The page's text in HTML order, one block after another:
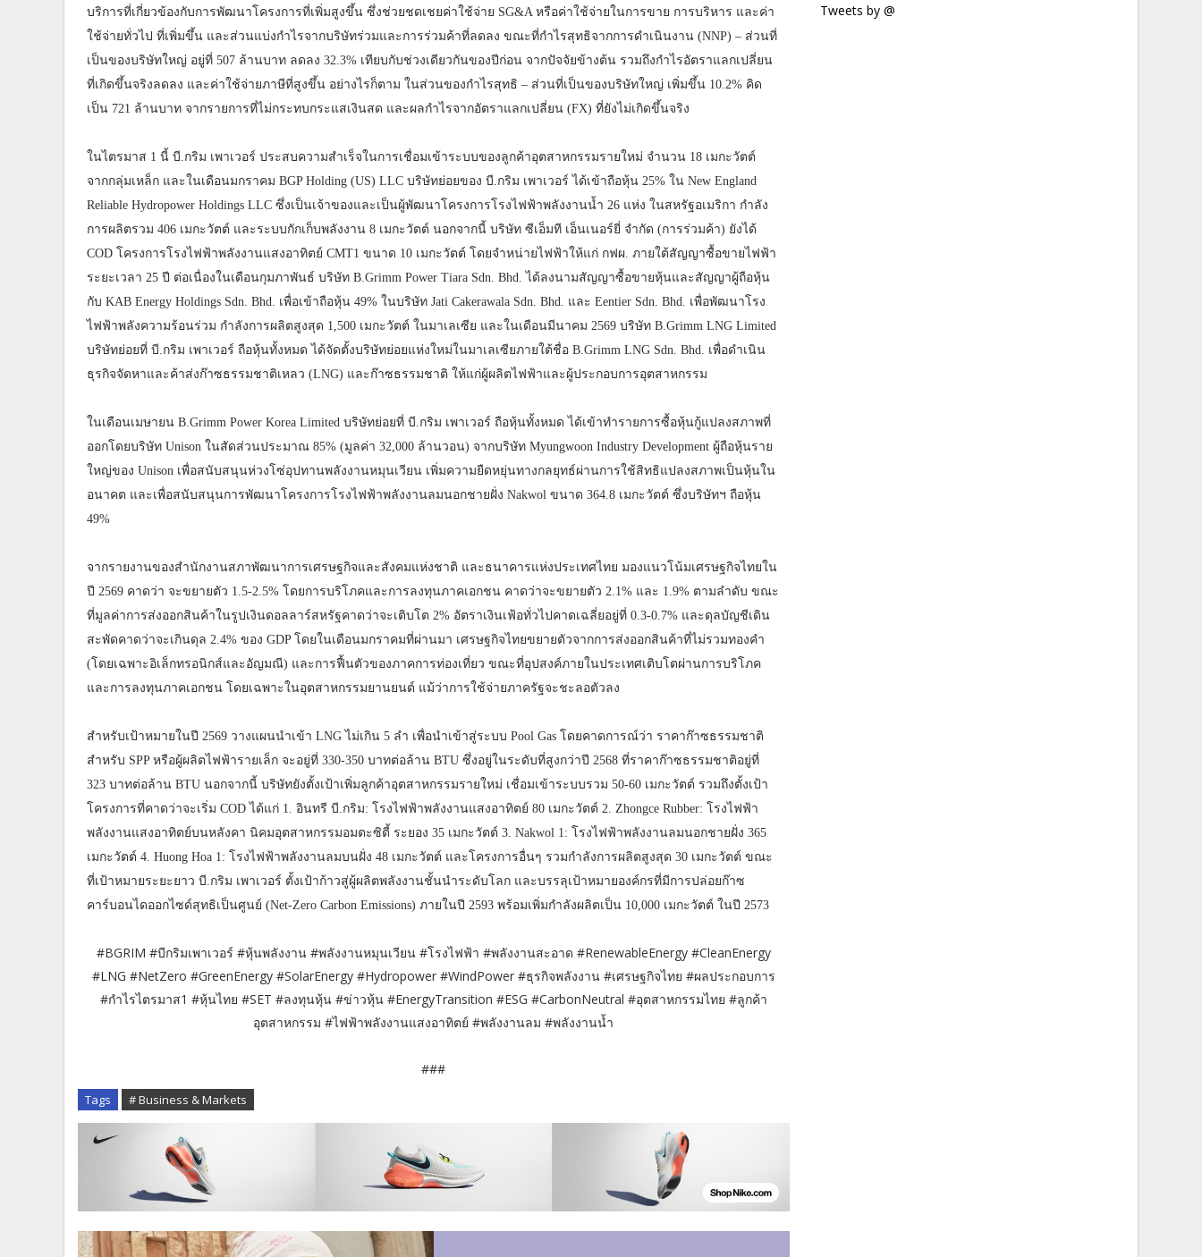
บริการที่เกี่ยวข้องกับการพัฒนาโครงการที่เพิ่มสูงขึ้น ซึ่งช่วยชดเชยค่าใช้จ่าย SG&A หรือค่าใช้จ่ายในการขาย การบริหาร และค่า
ใช้จ่ายทั่วไป ที่เพิ่มขึ้น และส่วนแบ่งกำไรจากบริษัทร่วมและการร่วมค้าที่ลดลง ขณะที่กำไรสุทธิจากการดำเนินงาน (NNP) – ส่วนที่
เป็นของบริษัทใหญ่ อยู่ที่ 507 ล้านบาท ลดลง 32.3% เทียบกับช่วงเดียวกันของปีก่อน จากปัจจัยข้างต้น รวมถึงกำไรอัตราแลกเปลี่ยน
ที่เกิดขึ้นจริงลดลง และค่าใช้จ่ายภาษีที่สูงขึ้น อย่างไรก็ตาม ในส่วนของกำไรสุทธิ – ส่วนที่เป็นของบริษัทใหญ่ เพิ่มขึ้น 10.2% คิด
เป็น 721 ล้านบาท จากรายการที่ไม่กระทบกระแสเงินสด และผลกำไรจากอัตราแลกเปลี่ยน (FX) ที่ยังไม่เกิดขึ้นจริง
ในไตรมาส 1 นี้ บี.กริม เพาเวอร์ ประสบความสำเร็จในการเชื่อมเข้าระบบของลูกค้าอุตสาหกรรมรายใหม่ จำนวน 18 เมกะวัตต์
จากกลุ่มเหล็ก และในเดือนมกราคม BGP Holding (US) LLC บริษัทย่อยของ บี.กริม เพาเวอร์ ได้เข้าถือหุ้น 25% ใน New England
Reliable Hydropower Holdings LLC ซึ่งเป็นเจ้าของและเป็นผู้พัฒนาโครงการโรงไฟฟ้าพลังงานน้ำ 26 แห่ง ในสหรัฐอเมริกา กำลัง
การผลิตรวม 406 เมกะวัตต์ และระบบกักเก็บพลังงาน 8 เมกะวัตต์ นอกจากนี้ บริษัท ซีเอ็มที เอ็นเนอร์ยี่ จำกัด (การร่วมค้า) ยังได้
COD โครงการโรงไฟฟ้าพลังงานแสงอาทิตย์ CMT1 ขนาด 10 เมกะวัตต์ โดยจำหน่ายไฟฟ้าให้แก่ กฟผ. ภายใต้สัญญาซื้อขายไฟฟ้า
ระยะเวลา 25 ปี ต่อเนื่องในเดือนกุมภาพันธ์ บริษัท B.Grimm Power Tiara Sdn. Bhd. ได้ลงนามสัญญาซื้อขายหุ้นและสัญญาผู้ถือหุ้น
กับ KAB Energy Holdings Sdn. Bhd. เพื่อเข้าถือหุ้น 49% ในบริษัท Jati Cakerawala Sdn. Bhd. และ Eentier Sdn. Bhd. เพื่อพัฒนาโรง
ไฟฟ้าพลังความร้อนร่วม กำลังการผลิตสูงสุด 1,500 เมกะวัตต์ ในมาเลเซีย และในเดือนมีนาคม 2569 บริษัท B.Grimm LNG Limited
บริษัทย่อยที่ บี.กริม เพาเวอร์ ถือหุ้นทั้งหมด ได้จัดตั้งบริษัทย่อยแห่งใหม่ในมาเลเซียภายใต้ชื่อ B.Grimm LNG Sdn. Bhd. เพื่อดำเนิน
ธุรกิจจัดหาและค้าส่งก๊าซธรรมชาติเหลว (LNG) และก๊าซธรรมชาติ ให้แก่ผู้ผลิตไฟฟ้าและผู้ประกอบการอุตสาหกรรม
ในเดือนเมษายน B.Grimm Power Korea Limited บริษัทย่อยที่ บี.กริม เพาเวอร์ ถือหุ้นทั้งหมด ได้เข้าทำรายการซื้อหุ้นกู้แปลงสภาพที่
ออกโดยบริษัท Unison ในสัดส่วนประมาณ 85% (มูลค่า 32,000 ล้านวอน) จากบริษัท Myungwoon Industry Development ผู้ถือหุ้นราย
ใหญ่ของ Unison เพื่อสนับสนุนห่วงโซ่อุปทานพลังงานหมุนเวียน เพิ่มความยืดหยุ่นทางกลยุทธ์ผ่านการใช้สิทธิแปลงสภาพเป็นหุ้นใน
อนาคต และเพื่อสนับสนุนการพัฒนาโครงการโรงไฟฟ้าพลังงานลมนอกชายฝั่ง Nakwol ขนาด 364.8 เมกะวัตต์ ซึ่งบริษัทฯ ถือหุ้น
49%
จากรายงานของสำนักงานสภาพัฒนาการเศรษฐกิจและสังคมแห่งชาติ และธนาคารแห่งประเทศไทย มองแนวโน้มเศรษฐกิจไทยใน
ปี 2569 คาดว่า จะขยายตัว 1.5-2.5% โดยการบริโภคและการลงทุนภาคเอกชน คาดว่าจะขยายตัว 2.1% และ 1.9% ตามลำดับ ขณะ
ที่มูลค่าการส่งออกสินค้าในรูปเงินดอลลาร์สหรัฐคาดว่าจะเติบโต 2% อัตราเงินเฟ้อทั่วไปคาดเฉลี่ยอยู่ที่ 0.3-0.7% และดุลบัญชีเดิน
สะพัดคาดว่าจะเกินดุล 2.4% ของ GDP โดยในเดือนมกราคมที่ผ่านมา เศรษฐกิจไทยขยายตัวจากการส่งออกสินค้าที่ไม่รวมทองคำ
(โดยเฉพาะอิเล็กทรอนิกส์และอัญมณี) และการฟื้นตัวของภาคการท่องเที่ยว ขณะที่อุปสงค์ภายในประเทศเติบโตผ่านการบริโภค
และการลงทุนภาคเอกชน โดยเฉพาะในอุตสาหกรรมยานยนต์ แม้ว่าการใช้จ่ายภาครัฐจะชะลอตัวลง
สำหรับเป้าหมายในปี 2569 วางแผนนำเข้า LNG ไม่เกิน 5 ลำ เพื่อนำเข้าสู่ระบบ Pool Gas โดยคาดการณ์ว่า ราคาก๊าซธรรมชาติ
สำหรับ SPP หรือผู้ผลิตไฟฟ้ารายเล็ก จะอยู่ที่ 330-350 บาทต่อล้าน BTU ซึ่งอยู่ในระดับที่สูงกว่าปี 2568 ที่ราคาก๊าซธรรมชาติอยู่ที่
323 บาทต่อล้าน BTU นอกจากนี้ บริษัทยังตั้งเป้าเพิ่มลูกค้าอุตสาหกรรมรายใหม่ เชื่อมเข้าระบบรวม 50-60 เมกะวัตต์ รวมถึงตั้งเป้า
โครงการที่คาดว่าจะเริ่ม COD ได้แก่ 1. อินทรี บี.กริม: โรงไฟฟ้าพลังงานแสงอาทิตย์ 80 เมกะวัตต์ 2. Zhongce Rubber: โรงไฟฟ้า
พลังงานแสงอาทิตย์บนหลังคา นิคมอุตสาหกรรมอมตะซิตี้ ระยอง 35 เมกะวัตต์ 3. Nakwol 1: โรงไฟฟ้าพลังงานลมนอกชายฝั่ง 365
เมกะวัตต์ 4. Huong Hoa 1: โรงไฟฟ้าพลังงานลมบนฝั่ง 48 เมกะวัตต์ และโครงการอื่นๆ รวมกำลังการผลิตสูงสุด 30 เมกะวัตต์ ขณะ
ที่เป้าหมายระยะยาว บี.กริม เพาเวอร์ ตั้งเป้าก้าวสู่ผู้ผลิตพลังงานชั้นนำระดับโลก และบรรลุเป้าหมายองค์กรที่มีการปล่อยก๊าซ
คาร์บอนไดออกไซด์สุทธิเป็นศูนย์ (Net-Zero Carbon Emissions) ภายในปี 2593 พร้อมเพิ่มกำลังผลิตเป็น 10,000 เมกะวัตต์ ในปี 2573
#BGRIM #บีกริมเพาเวอร์ #หุ้นพลังงาน #พลังงานหมุนเวียน #โรงไฟฟ้า #พลังงานสะอาด #RenewableEnergy #CleanEnergy
#LNG #NetZero #GreenEnergy #SolarEnergy #Hydropower #WindPower #ธุรกิจพลังงาน #เศรษฐกิจไทย #ผลประกอบการ
#กำไรไตรมาส1 #หุ้นไทย #SET #ลงทุนหุ้น #ข่าวหุ้น #EnergyTransition #ESG #CarbonNeutral #อุตสาหกรรมไทย #ลูกค้า
อุตสาหกรรม #ไฟฟ้าพลังงานแสงอาทิตย์ #พลังงานลม #พลังงานน้ำ
###
Tags # Business & Markets
Tweets by @